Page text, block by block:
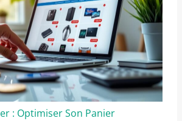
: Optimiser Son Panier